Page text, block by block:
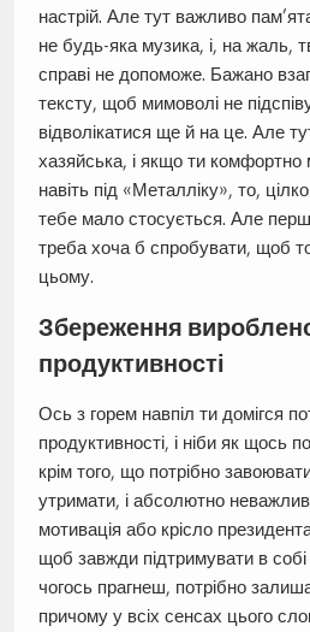
настрій. Але тут важливо
не будь-яка музика, і, на жаль,
справі не допоможе. Бажано
тексту, щоб мимоволі не
відволікатися ще й на це. Але
хазяйська, і якщо ти
навіть під «Металліку», то,
тебе мало стосується. Але
треба хоча б спробувати, щоб
цьому.
Збереження
продуктивності
Ось з горем навпіл ти домігся
продуктивності, і ніби як щось
крім того, що потрібно
утримати, і абсолютно
мотивація або крісло
щоб завжди підтримувати в
чогось прагнеш, потрібно
причому у всіх сенсах цього